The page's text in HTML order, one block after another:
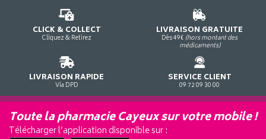
CLICK & COLLECT
Cliquez & Retirez
LIVRAISON GRATUITE
Dès 49€ (hors montant des
médicaments)
LIVRAISON RAPIDE
Via DPD
SERVICE CLIENT
09 72 09 30 00
Toute la pharmacie Cayeux sur votre mobile !
Télécharger l’application disponible sur :